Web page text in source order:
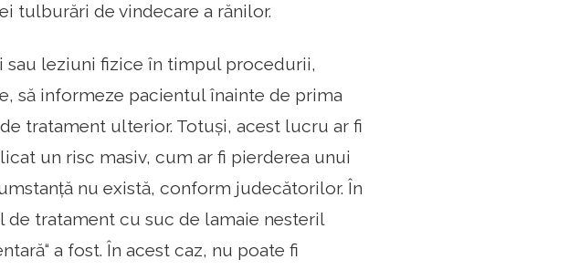
tulburări de vindecare a rănilor.
sau leziuni fizice în timpul procedurii,
să informeze pacientul înainte de prima
tratament ulterior. Totuși, acest lucru ar fi
un risc masiv, cum ar fi pierderea unui
nu există, conform judecătorilor. În
tratament cu suc de lamaie nesteril
a fost. În acest caz, nu poate fi